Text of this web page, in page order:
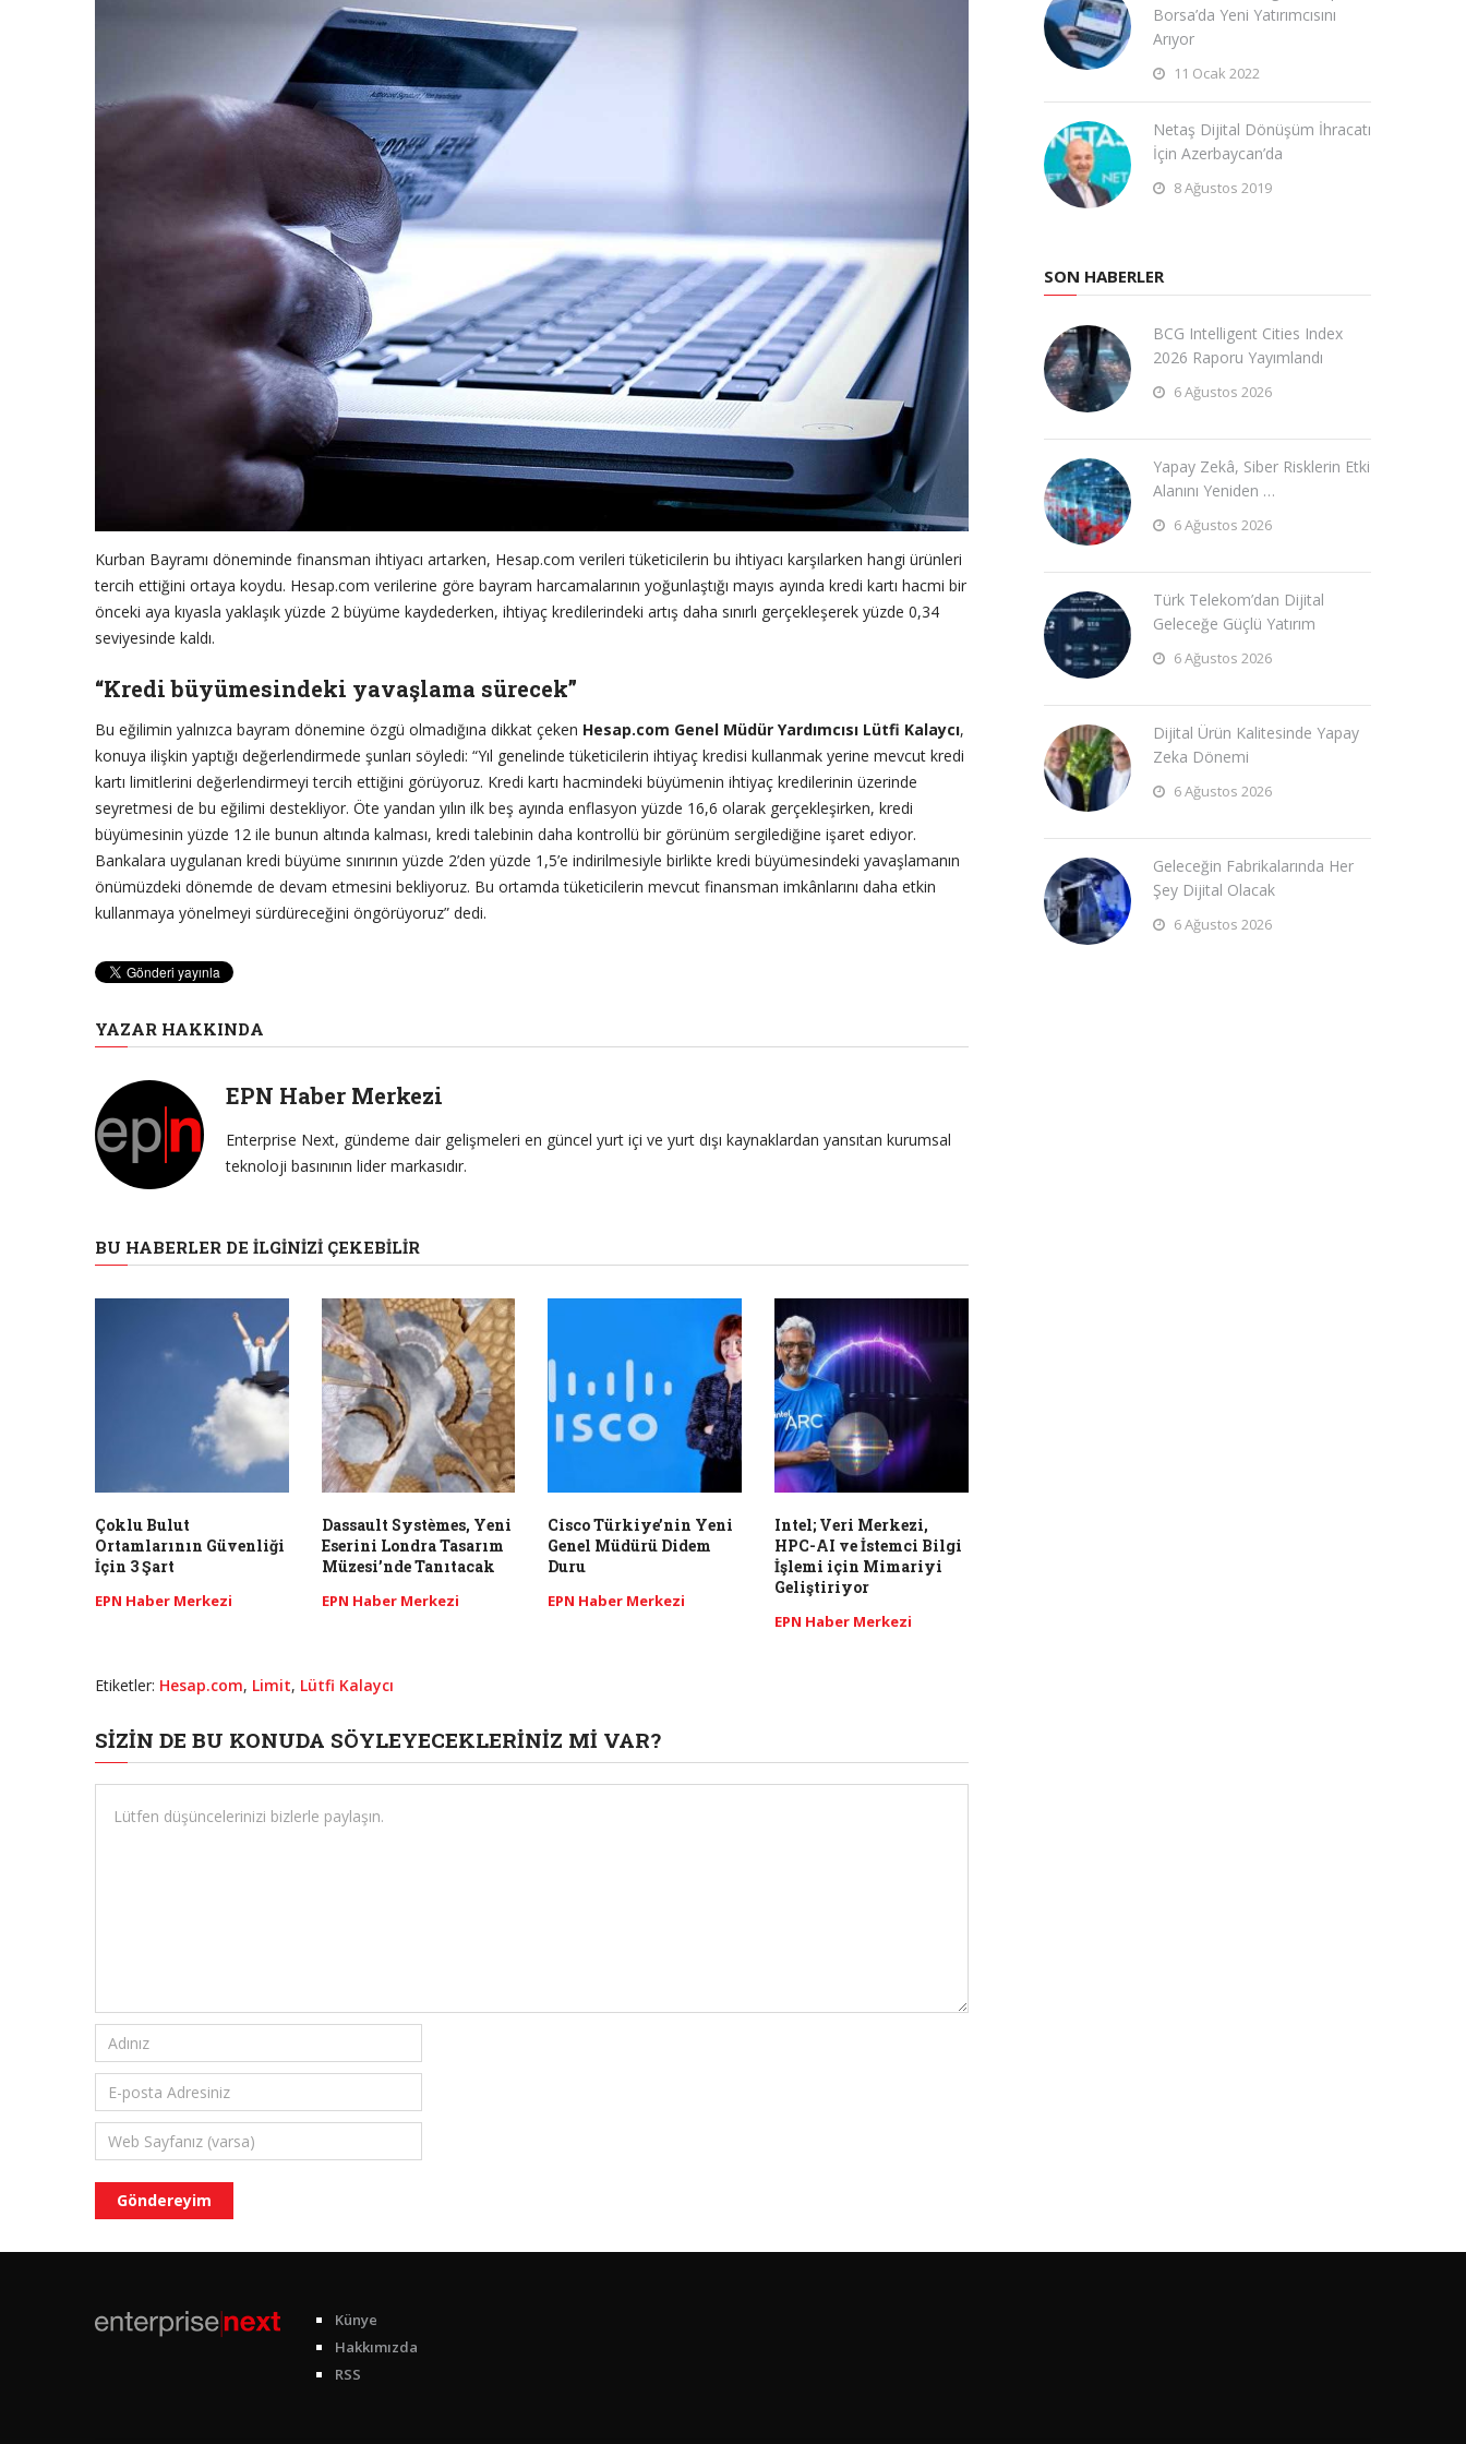
Kurban Bayramı döneminde finansman ihtiyacı artarken, Hesap.com verileri tüketicilerin bu ihtiyacı karşılarken hangi ürünleri
tercih ettiğini ortaya koydu. Hesap.com verilerine göre bayram harcamalarının yoğunlaştığı mayıs ayında kredi kartı hacmi bir
önceki aya kıyasla yaklaşık yüzde 2 büyüme kaydederken, ihtiyaç kredilerindeki artış daha sınırlı gerçekleşerek yüzde 0,34
seviyesinde kaldı.
“Kredi büyümesindeki yavaşlama sürecek”
Bu eğilimin yalnızca bayram dönemine özgü olmadığına dikkat çeken Hesap.com Genel Müdür Yardımcısı Lütfi Kalaycı,
konuya ilişkin yaptığı değerlendirmede şunları söyledi: “Yıl genelinde tüketicilerin ihtiyaç kredisi kullanmak yerine mevcut kredi
kartı limitlerini değerlendirmeyi tercih ettiğini görüyoruz. Kredi kartı hacmindeki büyümenin ihtiyaç kredilerinin üzerinde
seyretmesi de bu eğilimi destekliyor. Öte yandan yılın ilk beş ayında enflasyon yüzde 16,6 olarak gerçekleşirken, kredi
büyümesinin yüzde 12 ile bunun altında kalması, kredi talebinin daha kontrollü bir görünüm sergilediğine işaret ediyor.
Bankalara uygulanan kredi büyüme sınırının yüzde 2’den yüzde 1,5’e indirilmesiyle birlikte kredi büyümesindeki yavaşlamanın
önümüzdeki dönemde de devam etmesini bekliyoruz. Bu ortamda tüketicilerin mevcut finansman imkânlarını daha etkin
kullanmaya yönelmeyi sürdüreceğini öngörüyoruz” dedi.
YAZAR HAKKINDA
EPN Haber Merkezi
Enterprise Next, gündeme dair gelişmeleri en güncel yurt içi ve yurt dışı kaynaklardan yansıtan kurumsal
teknoloji basınının lider markasıdır.
BU HABERLER DE İLGINIZI ÇEKEBILIR
Çoklu Bulut
Ortamlarının Güvenliği
İçin 3 Şart
EPN Haber Merkezi
Dassault Systèmes, Yeni
Eserini Londra Tasarım
Müzesi’nde Tanıtacak
EPN Haber Merkezi
Cisco Türkiye’nin Yeni
Genel Müdürü Didem
Duru
EPN Haber Merkezi
Intel; Veri Merkezi,
HPC-AI ve İstemci Bilgi
İşlemi için Mimariyi
Geliştiriyor
EPN Haber Merkezi
Etiketler: Hesap.com, Limit, Lütfi Kalaycı
SIZIN DE BU KONUDA SÖYLEYECEKLERINIZ MI VAR?
Borsa’da Yeni Yatırımcısını
Arıyor
11 Ocak 2022
Netaş Dijital Dönüşüm İhracatı
İçin Azerbaycan’da
8 Ağustos 2019
SON HABERLER
BCG Intelligent Cities Index
2026 Raporu Yayımlandı
6 Ağustos 2026
Yapay Zekâ, Siber Risklerin Etki
Alanını Yeniden …
6 Ağustos 2026
Türk Telekom’dan Dijital
Geleceğe Güçlü Yatırım
6 Ağustos 2026
Dijital Ürün Kalitesinde Yapay
Zeka Dönemi
6 Ağustos 2026
Geleceğin Fabrikalarında Her
Şey Dijital Olacak
6 Ağustos 2026
Künye
Hakkımızda
RSS